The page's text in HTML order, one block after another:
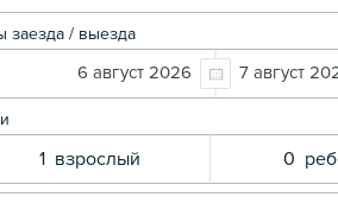
заезда / выезда
6 август 2026 7 август
1 взрослый 0